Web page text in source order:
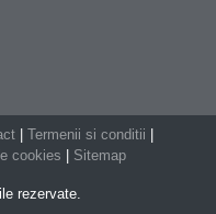
Termenii si conditii
cookies Sitemap
rezervate.